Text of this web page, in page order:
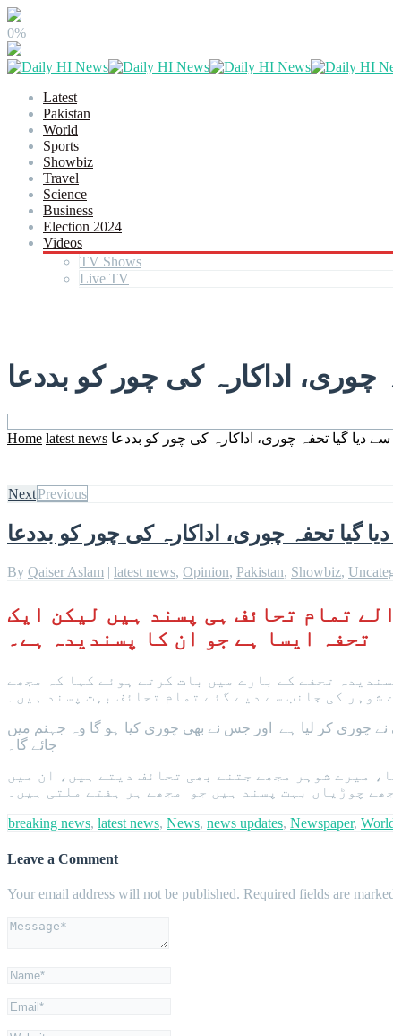
0%
Latest
Pakistan
World
Sports
Showbiz
Travel
Science
Business
Election 2024
Videos
TV Shows
Live TV
اداکارہ کی چور کو بددعا
Home latest news گیا تحفہ چوری، اداکارہ کی چور کو بددعا
NextPrevious
تحفہ چوری، اداکارہ کی چور کو بددعا
By Qaiser Aslam | latest news, Opinion, Pakistan, Showbiz,
تمام تحائف ہی پسند ہیں لیکن ایک
تحفہ ایسا ہے جو ان کا پسندیدہ ہے۔
تحفے کے بارے میں بات کرتے ہوئے کہا کہ مجھے
شوہر کی جانب سے دیے گئے تمام تحائف بہت پسند ہیں۔
نے چوری کر لیا ہے اور جس نے بھی چوری کیا ہو گا وہ جہنم میں
جائے گا۔
میرے شوہر مجھے جتنے بھی تحائف دیتے ہیں، ان میں
چوڑیاں بہت پسند ہیں جو مجھے ہر ہفتے ملتی ہیں۔
breaking news, latest news, News, news updates, Newspaper,
Leave a Comment
Your email address will not be published. Required fields are